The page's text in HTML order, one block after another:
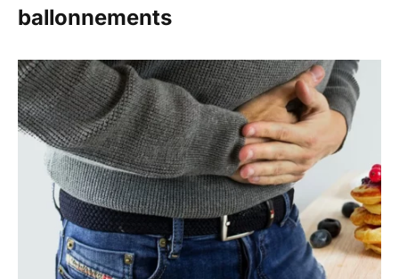
ballonnements